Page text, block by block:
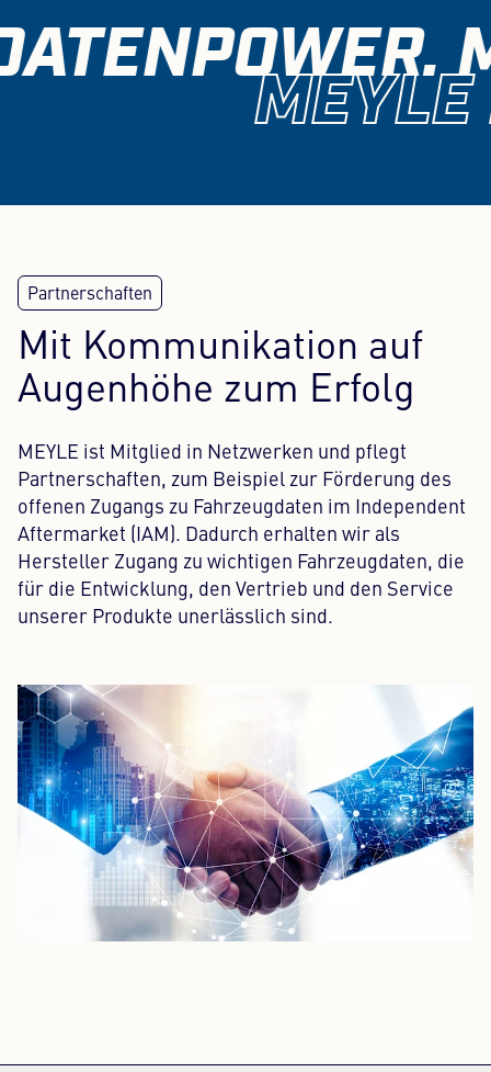
lokalen Markt zur Verfügung.
Wir setzen uns kontinuierlich dafür ein, die
Standards zu verbessern und die Qualität unserer
Daten auch auf diesem Markt zu etablieren. Zu
MEYLE
Mit Kommunikation auf
Augenhöhe zum Erfolg
MEYLE ist Mitglied in Netzwerken und pflegt
Partnerschaften, zum Beispiel zur Förderung des
offenen Zugangs zu Fahrzeugdaten im Independent
Aftermarket (IAM). Dadurch erhalten wir als
Hersteller Zugang zu wichtigen Fahrzeugdaten, die
für die Entwicklung, den Vertrieb und den Service
unserer Produkte unerlässlich sind.